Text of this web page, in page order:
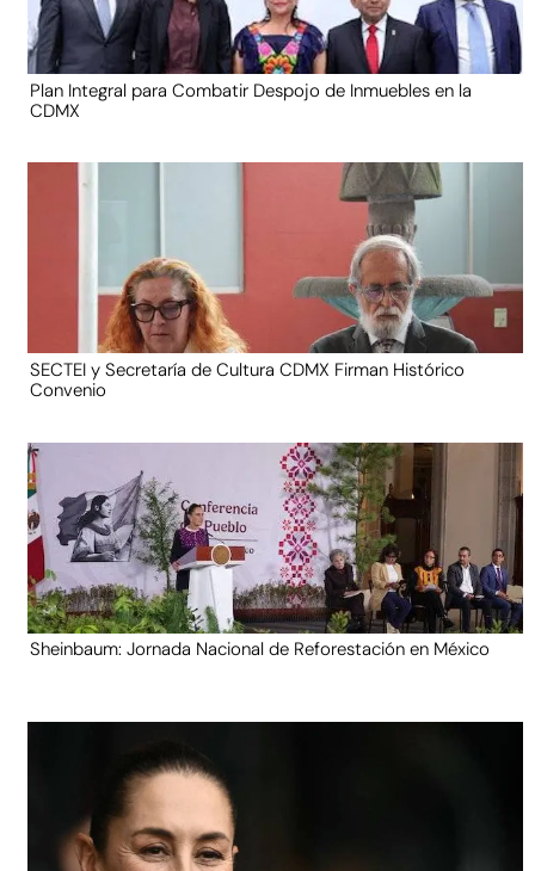
Plan Integral para Combatir Despojo de Inmuebles en la
CDMX
SECTEI y Secretaría de Cultura CDMX Firman Histórico
Convenio
Sheinbaum: Jornada Nacional de Reforestación en México